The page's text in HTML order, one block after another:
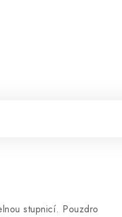
stupnicí. Pouzdro